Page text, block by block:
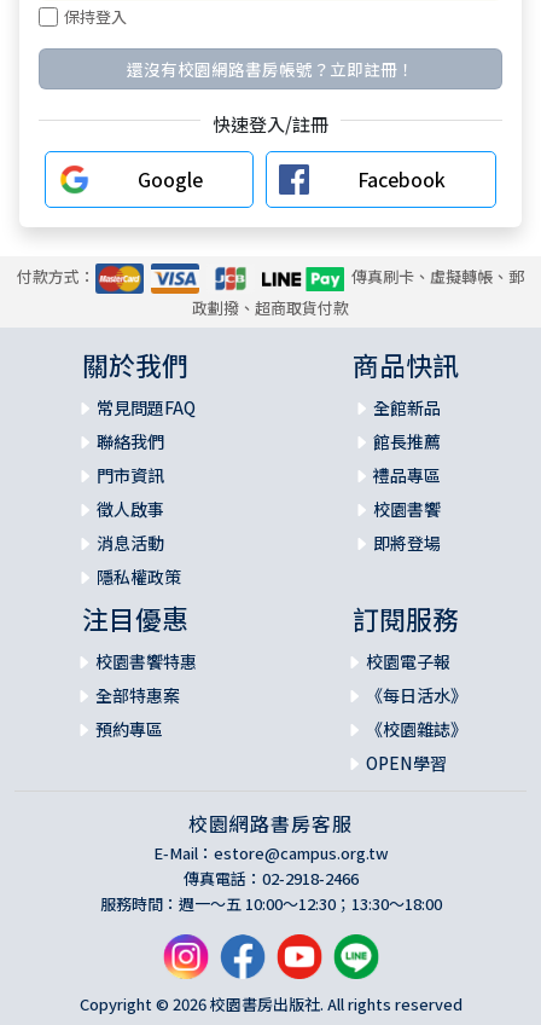
保持登入
還沒有校園網路書房帳號？立即註冊！
快速登入/註冊
Google Facebook
付款方式：
傳真刷卡、虛擬轉帳、郵
政劃撥、超商取貨付款
關於我們
常見問題FAQ
聯絡我們
門市資訊
徵人啟事
消息活動
隱私權政策
商品快訊
全館新品
館長推薦
禮品專區
校園書饗
即將登場
注目優惠
校園書饗特惠
全部特惠案
預約專區
訂閱服務
校園電子報
《每日活水》
《校園雜誌》
OPEN學習
校園網路書房客服
E-Mail： estore@campus.org.tw
傳真電話：02-2918-2466
服務時間：週一～五 10:00～12:30；13:30～18:00
Copyright © 2026 校園書房出版社. All rights reserved